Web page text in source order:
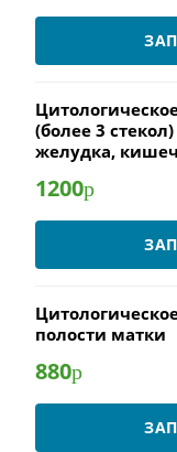
(более 3
желудка,
1200р
полости матки
880р